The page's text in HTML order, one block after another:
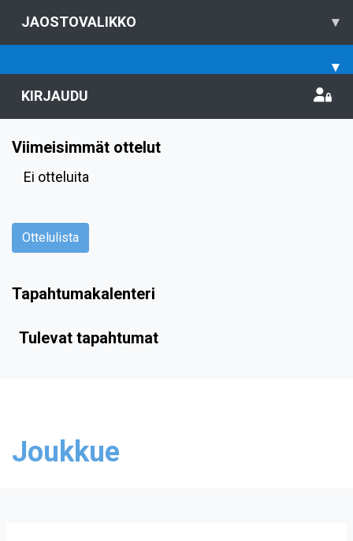
JAOSTOVALIKKO ▾
▾
KIRJAUDU
Viimeisimmät ottelut
Ei otteluita
Ottelulista
Tapahtumakalenteri
Tulevat tapahtumat
Joukkue